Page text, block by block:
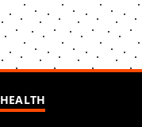
HEALTH